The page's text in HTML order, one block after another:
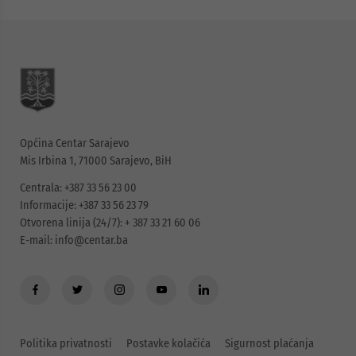
Općina Centar Sarajevo
Mis Irbina 1, 71000 Sarajevo, BiH
Centrala: +387 33 56 23 00
Informacije: +387 33 56 23 79
Otvorena linija (24/7): + 387 33 21 60 06
E-mail: info@centar.ba
Politika privatnosti Postavke kolačića Sigurnost plaćanja